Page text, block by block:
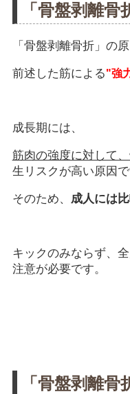
「骨盤剥離骨
「骨盤剥離骨折」の原
前述した筋による"強
成長期には、
筋肉の強度に対して
生リスクが高い原因で
そのため、 成人には
キックのみならず、
注意が必要です。
「骨盤剥離骨